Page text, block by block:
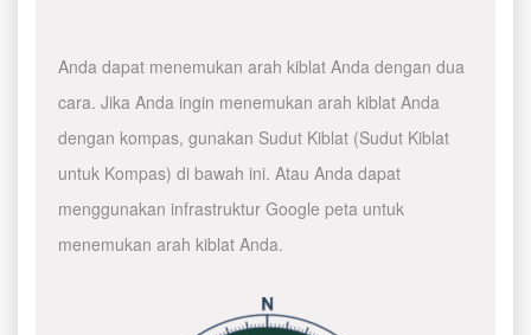
Anda dapat menemukan arah kiblat Anda dengan dua
cara. Jika Anda ingin menemukan arah kiblat Anda
dengan kompas, gunakan Sudut Kiblat (Sudut Kiblat
untuk Kompas) di bawah ini. Atau Anda dapat
menggunakan infrastruktur Google peta untuk
menemukan arah kiblat Anda.